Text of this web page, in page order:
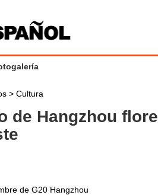
> Cultura
de Hangzhou
de G20 Hangzhou